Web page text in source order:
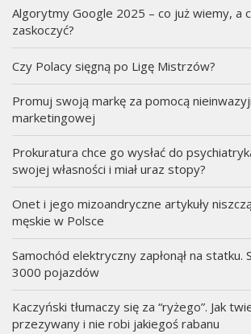
Algorytmy Google 2025 – co już wiemy, a
zaskoczyć?
Czy Polacy sięgną po Ligę Mistrzów?
Promuj swoją markę za pomocą
marketingowej
Prokuratura chce go wysłać do
swojej własności i miał uraz stopy?
Onet i jego mizoandryczne artykuły
męskie w Polsce
Samochód elektryczny zapłonął na statku.
3000 pojazdów
Kaczyński tłumaczy się za “ryżego”. Jak
przezywany i nie robi jakiegoś rabanu